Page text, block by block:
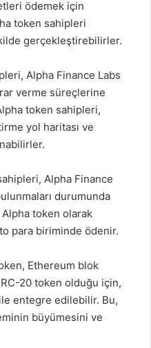
ödemek için
token sahipleri
gerçekleştirebilirler.
Alpha Finance Labs
verme süreçlerine
token sahipleri,
yol haritası ve
Alpha Finance
durumunda
token olarak
para biriminde ödenir.
Ethereum blok
20 token olduğu için,
entegre edilebilir. Bu,
büyümesini ve